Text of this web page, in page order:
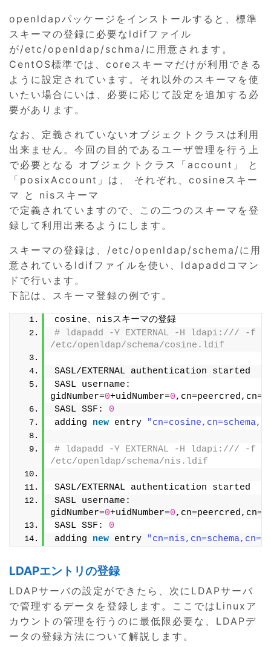
openldapパッケージをインストールすると、標準
スキーマの登録に必要なldifファイル
が/etc/openldap/schma/に用意されます。
CentOS標準では、coreスキーマだけが利用できる
ように設定されています。それ以外のスキーマを使
いたい場合にいは、必要に応じて設定を追加する必
要があります。
なお、定義されていないオブジェクトクラスは利用
出来ません。今回の目的であるユーザ管理を行う上
で必要となる オブジェクトクラス「account」 と
「posixAccount」は、 それぞれ、cosineスキー
マ と nisスキーマ
で定義されていますので、この二つのスキーマを登
録して利用出来るようにします。
スキーマの登録は、/etc/openldap/schema/に用
意されているldifファイルを使い、ldapaddコマン
ドで行います。
下記は、スキーマ登録の例です。
cosine、nisスキーマの登録
# ldapadd -Y EXTERNAL -H ldapi:/// -f
/etc/openldap/schema/cosine.ldif
SASL/EXTERNAL authentication started
SASL username:
gidNumber=0+uidNumber=0
SASL SSF: 0
adding new entry
# ldapadd -Y EXTERNAL -H ldapi:/// -f
/etc/openldap/schema/nis.ldif
SASL/EXTERNAL authentication started
SASL username:
gidNumber=0+uidNumber=0
SASL SSF: 0
adding new entry
LDAPエントリの登録
LDAPサーバの設定ができたら、次にLDAPサーバ
で管理するデータを登録します。ここではLinuxア
カウントの管理を行うのに最低限必要な、LDAPデ
ータの登録方法について解説します。